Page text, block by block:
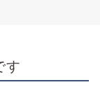
す